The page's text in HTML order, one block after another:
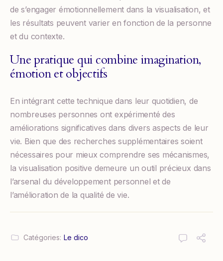
de s’engager émotionnellement dans la visualisation, et
les résultats peuvent varier en fonction de la personne
et du contexte.
Une pratique qui combine imagination,
émotion et objectifs
En intégrant cette technique dans leur quotidien, de
nombreuses personnes ont expérimenté des
améliorations significatives dans divers aspects de leur
vie. Bien que des recherches supplémentaires soient
nécessaires pour mieux comprendre ses mécanismes,
la visualisation positive demeure un outil précieux dans
l’arsenal du développement personnel et de
l’amélioration de la qualité de vie.
Catégories: Le dico